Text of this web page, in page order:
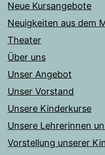
Neue Kursangebote
Neuigkeiten aus dem
Theater
Über uns
Unser Angebot
Unser Vorstand
Unsere Kinderkurse
Unsere Lehrerinnen
Vorstellung unserer